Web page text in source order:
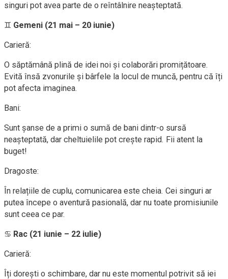
singuri pot avea parte de o reîntâlnire neașteptată.
♊ Gemeni (21 mai – 20 iunie)
Carieră:
O săptămână plină de idei noi și colaborări promițătoare.
Evită însă zvonurile și bârfele la locul de muncă, pentru că îți
pot afecta imaginea.
Bani:
Sunt șanse de a primi o sumă de bani dintr-o sursă
neașteptată, dar cheltuielile pot crește rapid. Fii atent la
buget!
Dragoste:
În relațiile de cuplu, comunicarea este cheia. Cei singuri ar
putea începe o aventură pasională, dar nu toate promisiunile
sunt ceea ce par.
♋ Rac (21 iunie – 22 iulie)
Carieră:
Îți dorești o schimbare, dar nu este momentul potrivit să iei